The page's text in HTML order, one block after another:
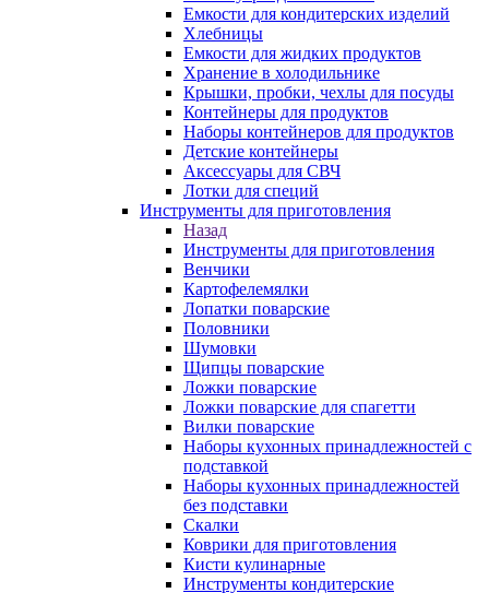
Емкости для кондитерских изделий
Хлебницы
Емкости для жидких продуктов
Хранение в холодильнике
Крышки, пробки, чехлы для посуды
Контейнеры для продуктов
Наборы контейнеров для продуктов
Детские контейнеры
Аксессуары для СВЧ
Лотки для специй
Инструменты для приготовления
Назад
Инструменты для приготовления
Венчики
Картофелемялки
Лопатки поварские
Половники
Шумовки
Щипцы поварские
Ложки поварские
Ложки поварские для спагетти
Вилки поварские
Наборы кухонных принадлежностей с
подставкой
Наборы кухонных принадлежностей
без подставки
Скалки
Коврики для приготовления
Кисти кулинарные
Инструменты кондитерские